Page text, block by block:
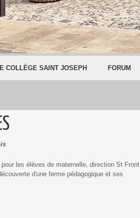
COLLÈGE SAINT JOSEPH FORUM
pour les élèves de maternelle, direction St Front
d'une ferme pédagogique et ses